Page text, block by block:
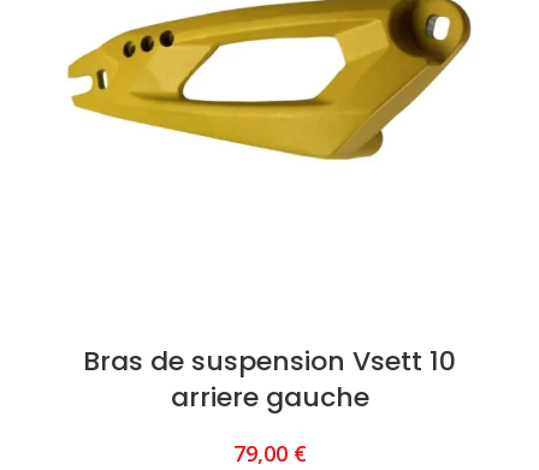
Bras de suspension Vsett 10
arriere gauche
79,00 €